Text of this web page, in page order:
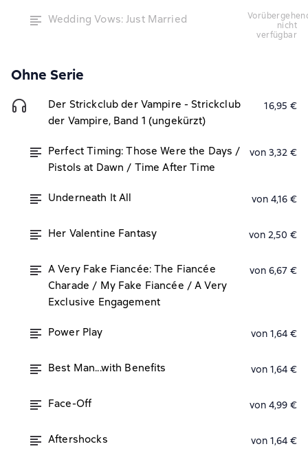
Wedding Vows: Just Married
vorübergehend
nicht
verfügbar
Ohne Serie
Der Strickclub der Vampire - Strickclub
der Vampire, Band 1 (ungekürzt)
16,95 €
Perfect Timing: Those Were the Days /
Pistols at Dawn / Time After Time
von 3,32 €
Underneath It All von 4,16 €
Her Valentine Fantasy von 2,50 €
A Very Fake Fiancée: The Fiancée
Charade / My Fake Fiancée / A Very
Exclusive Engagement
von 6,67 €
Power Play von 1,64 €
Best Man...with Benefits von 1,64 €
Face-Off von 4,99 €
Aftershocks von 1,64 €